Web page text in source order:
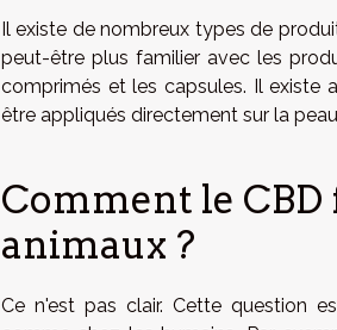
Il existe de nombreux types de
peut-être plus familier avec les
comprimés et les capsules. Il existe
être appliqués directement sur la
Comment le
animaux ?
Ce n'est pas clair. Cette question